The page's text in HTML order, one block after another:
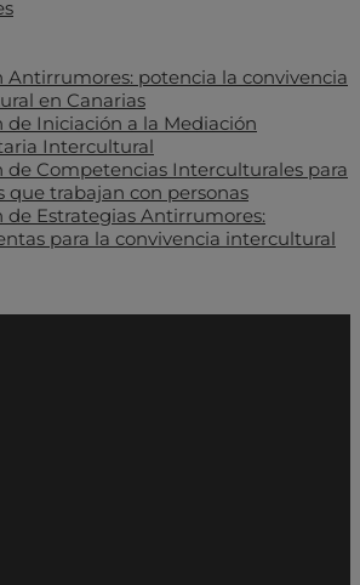
Antirrumores: potencia la convivencia
en Canarias
de Iniciación a la Mediación
Intercultural
de Competencias Interculturales para
que trabajan con personas
de Estrategias Antirrumores:
para la convivencia intercultural